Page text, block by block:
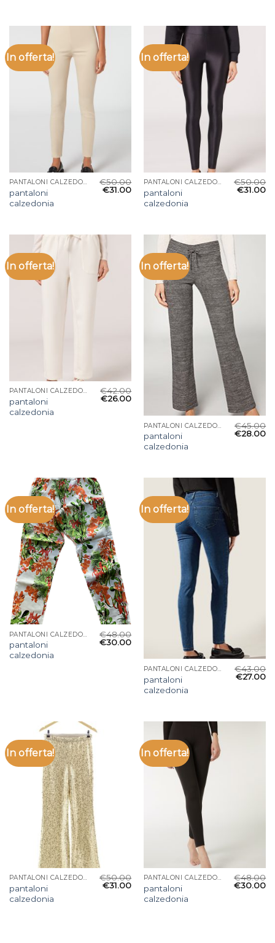
In offerta!
PANTALONI CALZEDONIA
pantaloni
calzedonia
€50.00
€31.00
In offerta!
PANTALONI CALZEDONIA
pantaloni
calzedonia
€50.00
€31.00
In offerta!
PANTALONI CALZEDONIA
pantaloni
calzedonia
€42.00
€26.00
In offerta!
pantaloni
calzedonia
€45.00
€28.00
In offerta!
PANTALONI CALZEDONIA
pantaloni
calzedonia
€48.00
€30.00
In offerta!
PANTALONI CALZEDONIA
pantaloni
calzedonia
€43.00
€27.00
In offerta!
PANTALONI CALZEDONIA
pantaloni
calzedonia
€50.00
€31.00
In offerta!
PANTALONI CALZEDONIA
pantaloni
calzedonia
€48.00
€30.00